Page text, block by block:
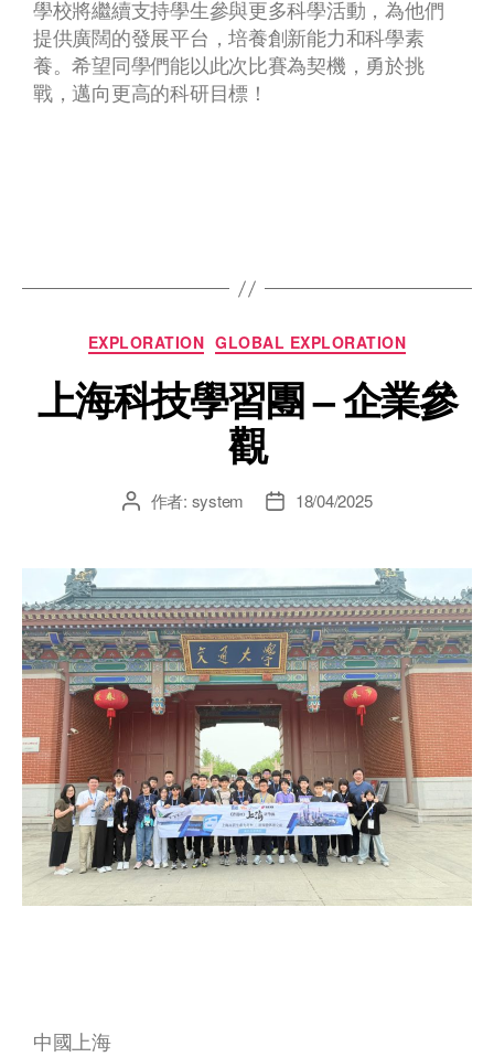
學校將繼續支持學生參與更多科學活動，為他們
提供廣闊的發展平台，培養創新能力和科學素
養。希望同學們能以此次比賽為契機，勇於挑
戰，邁向更高的科研目標！
EXPLORATION GLOBAL EXPLORATION
上海科技學習團 – 企業參
觀
作者: system 18/04/2025
中國上海